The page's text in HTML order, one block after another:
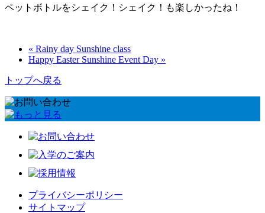
ペットボトルをシェイク！シェイク！も楽しかったね！
« Rainy day Sunshine class
Happy Easter Sunshine Event Day »
トップへ戻る
プライバシーポリシー
サイトマップ